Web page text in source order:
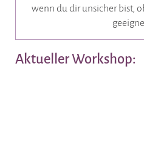
wenn du dir unsicher bist,
Aktueller Workshop: